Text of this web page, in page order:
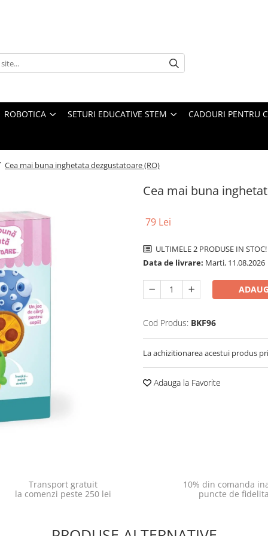
ROBOTICA SETURI EDUCATIVE STEM CADOURI PENTRU
Cea mai buna inghetata dezgustatoare (RO)
Cea mai buna
79 Lei
ULTIMELE 2 PRODUSE IN STOC!
Data de livrare: Marti, 11.08.2026
Cod Produs: BKF96
La achizitionarea acestui produs
Adauga la Favorite
Transport gratuit
la comenzi peste 250 lei
10% din comanda
puncte de